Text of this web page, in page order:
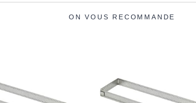
ON VOUS RECOMMANDE